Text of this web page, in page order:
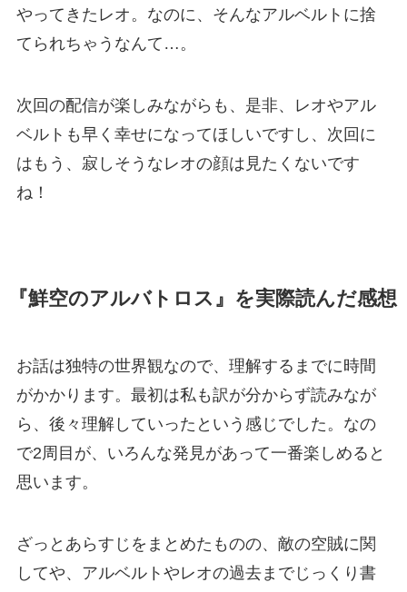
やってきたレオ。なのに、そんなアルベルトに捨
てられちゃうなんて…。
次回の配信が楽しみながらも、是非、レオやアル
ベルトも早く幸せになってほしいですし、次回に
はもう、寂しそうなレオの顔は見たくないです
ね！
『鮮空のアルバトロス』を実際読んだ感想
お話は独特の世界観なので、理解するまでに時間
がかかります。最初は私も訳が分からず読みなが
ら、後々理解していったという感じでした。なの
で2周目が、いろんな発見があって一番楽しめると
思います。
ざっとあらすじをまとめたものの、敵の空賊に関
してや、アルベルトやレオの過去までじっくり書